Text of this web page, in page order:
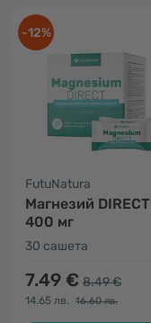
-12%
FutuNatura
Магнезий DIRECT
400 мг
30 сашета
7.49 € 8.49 €
14.65 лв. 16.60 лв.